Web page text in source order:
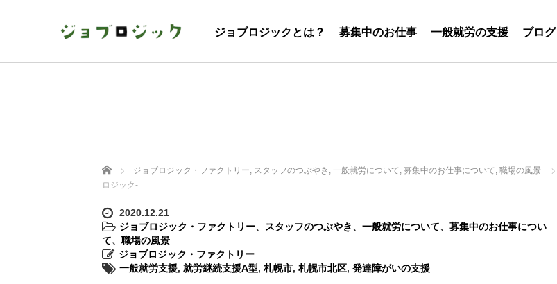
ジョブロジックとは？ 募集中のお仕事 一般就労の支援 ブログ
ホーム ジョブロジック・ファクトリー, スタッフのつぶやき , 一般就労について, 募集中のお仕事について, 職場の風景
ロジック-
2020.12.21
ジョブロジック・ファクトリー、 スタッフのつぶやき、 一般就労について、 募集中のお仕事につい
て、 職場の風景
ジョブロジック・ファクトリー
一般就労支援, 就労継続支援A型, 札幌市, 札幌市北区, 発達障がいの支援